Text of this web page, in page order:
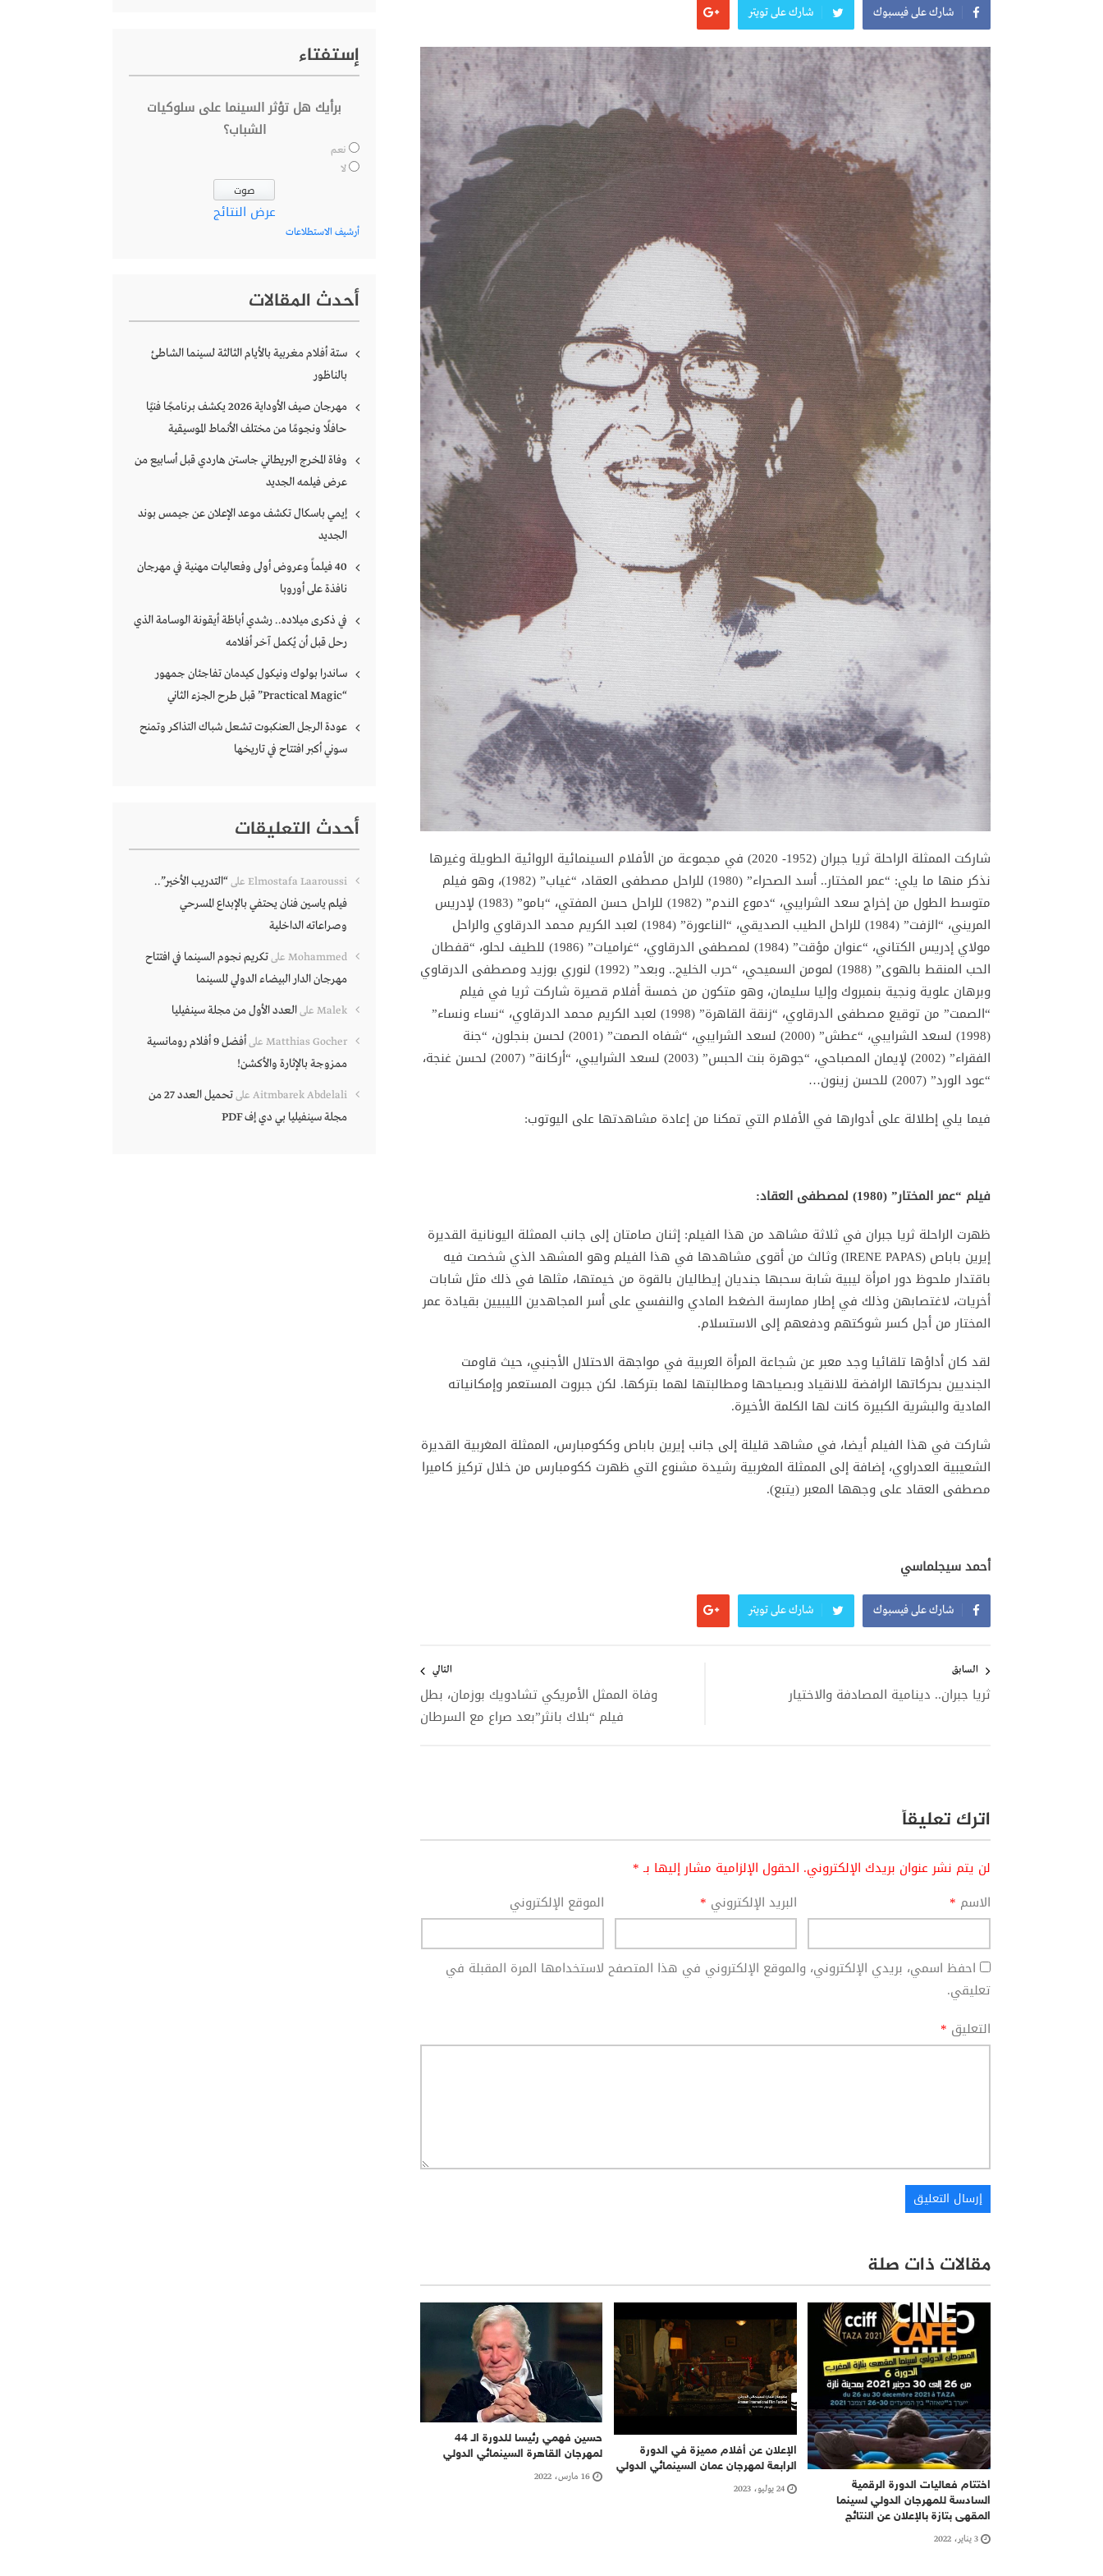
شارك على فيسبوك شارك على تويتر
شاركت الممثلة الراحلة ثريا جبران (1952- 2020) في مجموعة من الأفلام السينمائية الروائية الطويلة وغيرها
نذكر منها ما يلي: “عمر المختار.. أسد الصحراء” (1980) للراحل مصطفى العقاد، “غياب” (1982)، وهو فيلم
متوسط الطول من إخراج سعد الشرايبي، “دموع الندم” (1982) للراحل حسن المفتي، “بامو” (1983) لإدريس
المريني، “الزفت” (1984) للراحل الطيب الصديقي، “الناعورة” (1984) لعبد الكريم محمد الدرقاوي والراحل
مولاي إدريس الكتاني، “عنوان مؤقت” (1984) لمصطفى الدرقاوي، “غراميات” (1986) للطيف لحلو، “قفطان
الحب المنقط بالهوى” (1988) لمومن السميحي، “حرب الخليج.. وبعد” (1992) لنوري بوزيد ومصطفى الدرقاوي
وبرهان علوية ونجية بنمبروك وإليا سليمان، وهو متكون من خمسة أفلام قصيرة شاركت ثريا في فيلم
“الصمت” من توقيع مصطفى الدرقاوي، “زنقة القاهرة” (1998) لعبد الكريم محمد الدرقاوي، “نساء ونساء”
(1998) لسعد الشرايبي، “عطش” (2000) لسعد الشرايبي، “شفاه الصمت” (2001) لحسن بنجلون، “جنة
الفقراء” (2002) لإيمان المصباحي، “جوهرة بنت الحبس” (2003) لسعد الشرايبي، “أركانة” (2007) لحسن غنجة،
“عود الورد” (2007) للحسن زينون…
فيما يلي إطلالة على أدوارها في الأفلام التي تمكنا من إعادة مشاهدتها على اليوتوب:
فيلم “عمر المختار” (1980) لمصطفى العقاد:
ظهرت الراحلة ثريا جبران في ثلاثة مشاهد من هذا الفيلم: إثنان صامتان إلى جانب الممثلة اليونانية القديرة
إيرين باباص (IRENE PAPAS) وثالث من أقوى مشاهدها في هذا الفيلم وهو المشهد الذي شخصت فيه
باقتدار ملحوظ دور امرأة ليبية شابة سحبها جنديان إيطاليان بالقوة من خيمتها، مثلها في ذلك مثل شابات
أخريات، لاغتصابهن وذلك في إطار ممارسة الضغط المادي والنفسي على أسر المجاهدين الليبيين بقيادة عمر
المختار من أجل كسر شوكتهم ودفعهم إلى الاستسلام.
لقد كان أداؤها تلقائيا وجد معبر عن شجاعة المرأة العربية في مواجهة الاحتلال الأجنبي، حيث قاومت
الجنديين بحركاتها الرافضة للانقياد وبصياحها ومطالبتها لهما بتركها. لكن جبروت المستعمر وإمكانياته
المادية والبشرية الكبيرة كانت لها الكلمة الأخيرة.
شاركت في هذا الفيلم أيضا، في مشاهد قليلة إلى جانب إيرين باباص وككومبارس، الممثلة المغربية القديرة
الشعيبية العدراوي، إضافة إلى الممثلة المغربية رشيدة مشنوع التي ظهرت ككومبارس من خلال تركيز كاميرا
مصطفى العقاد على وجهها المعبر (يتبع).
أحمد سيجلماسي
شارك على فيسبوك شارك على تويتر
المقالات
السابق
ثريا جبران.. دينامية المصادفة والاختيار
التالي
وفاة الممثل الأمريكي تشادويك بوزمان، بطل
فيلم “بلاك بانثر”بعد صراع مع السرطان
اترك تعليقاً
لن يتم نشر عنوان بريدك الإلكتروني. الحقول الإلزامية مشار إليها بـ*
الاسم * البريد الإلكتروني * الموقع الإلكتروني
احفظ اسمي، بريدي الإلكتروني، والموقع الإلكتروني في هذا المتصفح لاستخدامها المرة المقبلة في
تعليقي.
التعليق *
مقالات ذات صلة
اختتام فعاليات الدورة الرقمية
السادسة للمهرجان الدولي لسينما
المقهى بتازة بالإعلان عن النتائج
3 يناير، 2022
الإعلان عن أفلام مميزة في الدورة
الرابعة لمهرجان عمان السينمائي الدولي
24 يوليو، 2023
حسين فهمي رئيسا للدورة الـ 44
لمهرجان القاهرة السينمائي الدولي
16 مارس، 2022
إستفتاء
برأيك هل تؤثر السينما على سلوكيات
الشباب؟
نعم
لا
عرض النتائج
أرشيف الاستطلاعات
أحدث المقالات
ستة أفلام مغربية بالأيام الثالثة لسينما الشاطئ
بالناظور
مهرجان صيف الأوداية 2026 يكشف برنامجًا فنيًا
حافلًا ونجومًا من مختلف الأنماط الموسيقية
وفاة المخرج البريطاني جاستن هاردي قبل أسابيع من
عرض فيلمه الجديد
إيمي باسكال تكشف موعد الإعلان عن جيمس بوند
الجديد
40 فيلماً وعروض أولى وفعاليات مهنية في مهرجان
نافذة على أوروبا
في ذكرى ميلاده.. رشدي أباظة أيقونة الوسامة الذي
رحل قبل أن يُكمل آخر أفلامه
ساندرا بولوك ونيكول كيدمان تفاجئان جمهور
“Practical Magic” قبل طرح الجزء الثاني
عودة الرجل العنكبوت تشعل شباك التذاكر وتمنح
سوني أكبر افتتاح في تاريخها
أحدث التعليقات
Elmostafa Laaroussi على“التدريب الأخير”..
فيلم ياسين فنان يحتفي بالإبداع المسرحي
وصراعاته الداخلية
Mohammed علىتكريم نجوم السينما في افتتاح
مهرجان الدار البيضاء الدولي للسينما
Malek علىالعدد الأول من مجلة سينفيليا
Matthias Gocher على
أفضل 9 أفلام رومانسية
ممزوجة بالإثارة والأكشن!
Aitmbarek Abdelali على
تحميل العدد 27 من
مجلة سينفيليا بي دي إف PDF